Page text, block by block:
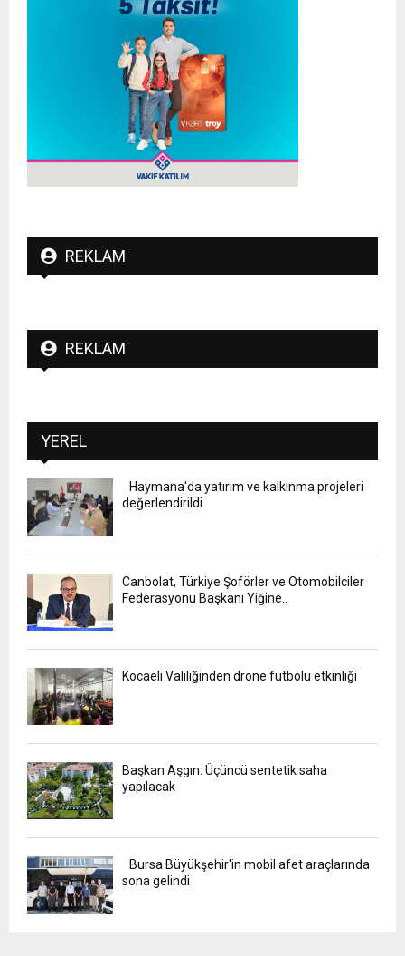
REKLAM
REKLAM
YEREL
Haymana'da yatırım ve kalkınma projeleri
değerlendirildi
Canbolat, Türkiye Şoförler ve Otomobilciler
Federasyonu Başkanı Yiğine..
Kocaeli Valiliğinden drone futbolu etkinliği
Başkan Aşgın: Üçüncü sentetik saha
yapılacak
Bursa Büyükşehir'in mobil afet araçlarında
sona gelindi